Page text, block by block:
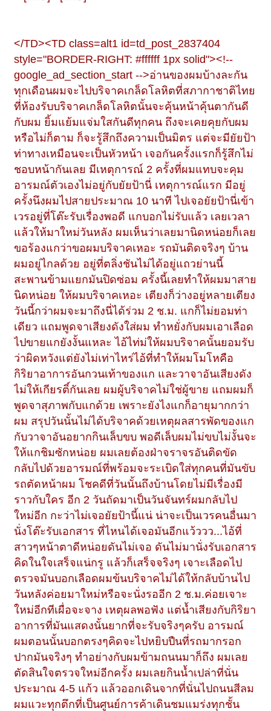
</TD><TD class=alt1 id=td_post_2837404
style="BORDER-RIGHT: #ffffff 1px solid"><!--
google_ad_section_start -->อ่านของผมบ้างละกัน
ทุกเดือนผมจะไปบริจาคเกล็ดโลหิตที่สภากาชาติไทย
ที่ห้องรับบริจาคเกล็ดโลหิตนั้นจะคุ้นหน้าคุ้นตากันดี
กับผม ยิ้มแย้มแจ่มใสกันดีทุกคน ถึงจะเคยคุยกับผม
หรือไม่ก็ตาม ก็จะรู้สึกถึงความเป็นมิตร แต่จะมียัยป้า
ท่าทางเหมือนจะเป็นหัวหน้า เจอกันครั้งแรกก็รู้สึกไม่
ชอบหน้ากันเลย มีเหตุการณ์ 2 ครั้งที่ผมแทบจะคุม
อารมณ์ตัวเองไม่อยู่กับยัยป้านี่ เหตุการณ์แรก มีอยู่
ครั้งนึงผมไปสายประมาณ 10 นาที ไปเจอยัยป้านี่เข้า
เวรอยู่ที่โต๊ะรับเรื่องพอดี แกบอกไม่รับแล้ว เลยเวลา
แล้วให้มาใหม่วันหลัง ผมเห็นว่าเลยมานิดหน่อยก็เลย
ขอร้องแกว่าขอผมบริจาคเหอะ รถมันติดจริงๆ บ้าน
ผมอยู่ไกลด้วย อยู่ที่ตลิ่งชันไม่ได้อยู่แถวย่านนี้
สะพานข้ามแยกมันปิดซ่อม ครั้งนี้เลยทำให้ผมมาสาย
นิดหน่อย ให้ผมบริจาคเหอะ เตียงก็ว่างอยู่หลายเตียง
วันนี้กว่าผมจะมาถึงนี่ได้ร่วม 2 ช.ม. แกก็ไม่ยอมท่า
เดียว แถมพูดจาเสียงดังใส่ผม ทำหยั่งกับผมเอาเลือด
ไปขายแกยังงั้นแหละ ไอ้ไท่ม่ให้ผมบริจาคนั้นยอมรับ
ว่าผิดหวังแต่ยังไม่เท่าไหร่ไอ้ที่ทำให้ผมโมโหคือ
กิริยาอาการอันกวนเท้าของแก และวาจาอันเสียงดัง
ไม่ให้เกียรติ์กันเลย ผมผู้บริจาคไม่ใช่ผู้ขาย แถมผมก็
พูดจาสุภาพกับแกด้วย เพราะยังไงแกก็อายุมากกว่า
ผม สรุปวันนั้นไม่ได้บริจาคด้วยเหตุผลสารพัดของแก
กับวาจาอันอยากกินเล็บขบ พอดีเล็บผมไม่ขบไม่งั้นจะ
ให้แกชิมซักหน่อย ผมเลยต้องฝ่าจราจรอันติดขัด
กลับไปด้วยอารมณ์ที่พร้อมจะระเบิดใส่ทุกคนที่มันขับ
รถตัดหน้าผม โชคดีที่วันนั้นถึงบ้านโดยไม่มีเรื่องมี
ราวกับใคร อีก 2 วันถัดมาเป็นวันจันทร์ผมกลับไป
ใหม่อีก กะว่าไม่เจอยัยป้านี้แน่ น่าจะเป็นเวรคนอื่นมา
นั่งโต๊ะรับเอกสาร ที่ไหนได้เจอมันอีกแว้ววว...ไอ้ที่
สาวๆหน้าตาดีหน่อยดันไม่เจอ ดันไม่มานั่งรับเอกสาร
คิดในใจเสร็จแน่กรู แล้วก็เสร็จจริงๆ เจาะเลือดไป
ตรวจมันบอกเลือดผมข้นบริจาคไม่ได้ให้กลับบ้านไป
วันหลังค่อยมาใหม่หรือจะนั่งรออีก 2 ช.ม.ค่อยเจาะ
ใหม่อีกทีเผื่อจะจาง เหตุผลพอฟัง แต่น้ำเสียงกับกิริยา
อาการที่มันแสดงนั้นยากที่จะรับจริงๆครับ อารมณ์
ผมตอนนั้นบอกตรงๆคิดจะไปหยิบปืนที่รถมากรอก
ปากมันจริงๆ ทำอย่างกับผมข้ามถนนมาก็ถึง ผมเลย
ตัดสินใจตรวจใหม่อีกครั้ง ผมเลยกินน้ำเปล่าที่นั่น
ประมาณ 4-5 แก้ว แล้วออกเดินจากที่นั่นไปถนนสีลม
ผมแวะทุกตึกที่เป็นศูนย์การค้าเดินชมแมร่งทุกชั้น